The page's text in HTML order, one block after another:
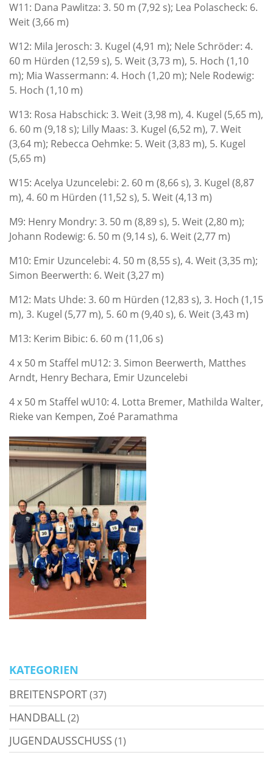
W11: Dana Pawlitza: 3. 50 m (7,92 s); Lea Polascheck: 6.
Weit (3,66 m)
W12: Mila Jerosch: 3. Kugel (4,91 m); Nele Schröder: 4.
60 m Hürden (12,59 s), 5. Weit (3,73 m), 5. Hoch (1,10
m); Mia Wassermann: 4. Hoch (1,20 m); Nele Rodewig:
5. Hoch (1,10 m)
W13: Rosa Habschick: 3. Weit (3,98 m), 4. Kugel (5,65 m),
6. 60 m (9,18 s); Lilly Maas: 3. Kugel (6,52 m), 7. Weit
(3,64 m); Rebecca Oehmke: 5. Weit (3,83 m), 5. Kugel
(5,65 m)
W15: Acelya Uzuncelebi: 2. 60 m (8,66 s), 3. Kugel (8,87
m), 4. 60 m Hürden (11,52 s), 5. Weit (4,13 m)
M9: Henry Mondry: 3. 50 m (8,89 s), 5. Weit (2,80 m);
Johann Rodewig: 6. 50 m (9,14 s), 6. Weit (2,77 m)
M10: Emir Uzuncelebi: 4. 50 m (8,55 s), 4. Weit (3,35 m);
Simon Beerwerth: 6. Weit (3,27 m)
M12: Mats Uhde: 3. 60 m Hürden (12,83 s), 3. Hoch (1,15
m), 3. Kugel (5,77 m), 5. 60 m (9,40 s), 6. Weit (3,43 m)
M13: Kerim Bibic: 6. 60 m (11,06 s)
4 x 50 m Staffel mU12: 3. Simon Beerwerth, Matthes
Arndt, Henry Bechara, Emir Uzuncelebi
4 x 50 m Staffel wU10: 4. Lotta Bremer, Mathilda Walter,
Rieke van Kempen, Zoé Paramathma
KATEGORIEN
BREITENSPORT(37)
HANDBALL(2)
JUGENDAUSSCHUSS (1)